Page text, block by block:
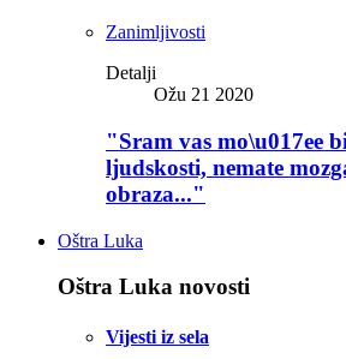
Zanimljivosti
Detalji
Ožu 21 2020
"Sram vas mo\u017ee
ljudskosti, nemate
obraza..."
Oštra Luka
Oštra Luka novosti
Vijesti iz sela